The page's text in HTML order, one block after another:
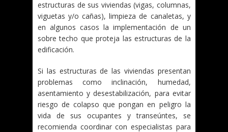
estructuras de sus viviendas (vigas, columnas,
viguetas y/o cañas), limpieza de canaletas, y
en algunos casos la implementación de un
sobre techo que proteja las estructuras de la
edificación.
Si las estructuras de las viviendas presentan
problemas como inclinación, humedad,
asentamiento y desestabilización, para evitar
riesgo de colapso que pongan en peligro la
vida de sus ocupantes y transeúntes, se
recomienda coordinar con especialistas para